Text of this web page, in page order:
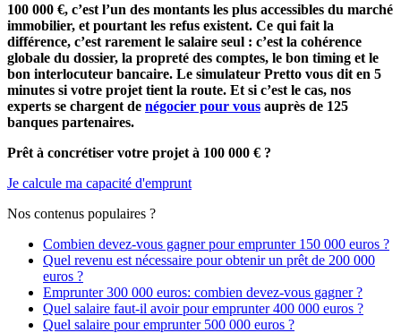
100 000 €, c’est l’un des montants les plus accessibles du marché
immobilier, et pourtant les refus existent. Ce qui fait la
différence, c’est rarement le salaire seul : c’est la cohérence
globale du dossier, la propreté des comptes, le bon timing et le
bon interlocuteur bancaire. Le simulateur Pretto vous dit en 5
minutes si votre projet tient la route. Et si c’est le cas, nos
experts se chargent de négocier pour vous auprès de 125
banques partenaires.
Prêt à concrétiser votre projet à 100 000 € ?
Je calcule ma capacité d'emprunt
Nos contenus populaires ?
Combien devez-vous gagner pour emprunter 150 000 euros ?
Quel revenu est nécessaire pour obtenir un prêt de 200 000
euros ?
Emprunter 300 000 euros: combien devez-vous gagner ?
Quel salaire faut-il avoir pour emprunter 400 000 euros ?
Quel salaire pour emprunter 500 000 euros ?